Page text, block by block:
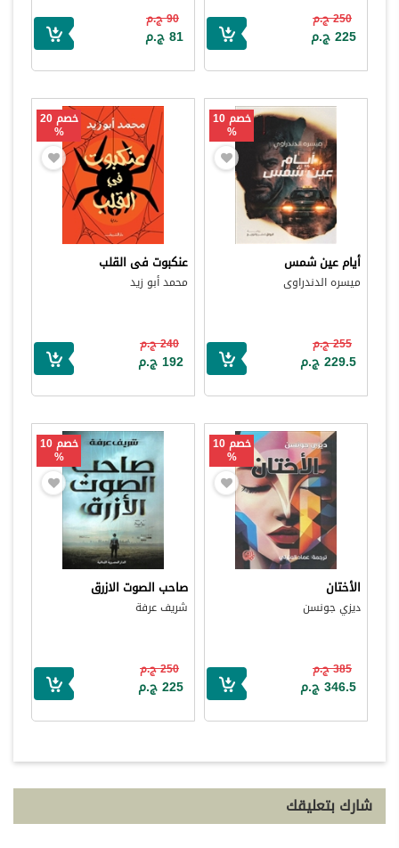
250 ج.م
225 ج.م
90 ج.م
81 ج.م
خصم 10
%
أيام عين شمس
ميسره الدندراوى
255 ج.م
229.5 ج.م
خصم 20
%
عنكبوت فى القلب
محمد أبو زيد
240 ج.م
192 ج.م
خصم 10
%
الأختان
ديزي جونسن
385 ج.م
346.5 ج.م
خصم 10
%
صاحب الصوت الازرق
شريف عرفة
250 ج.م
225 ج.م
شارك بتعليقك